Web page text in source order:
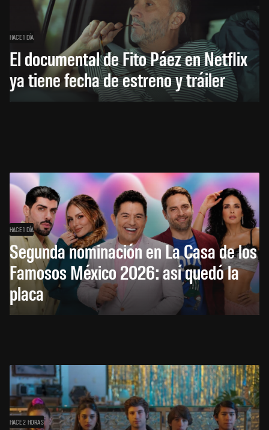
HACE 1 DÍA
El documental de Fito Páez en Netflix
ya tiene fecha de estreno y tráiler
HACE 1 DÍA
Segunda nominación en La Casa de los
Famosos México 2026: así quedó la
placa
HACE 2 HORAS